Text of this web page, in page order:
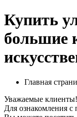
Купить
большие
Главная
Уважаемые клиенты!
Для ознакомления